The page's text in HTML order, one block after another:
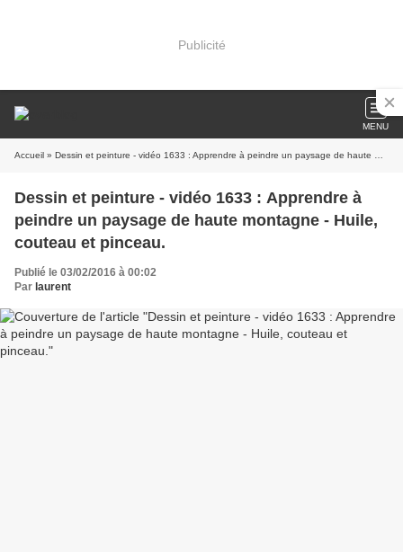
Publicité
MENU
Accueil » Dessin et peinture - vidéo 1633 : Apprendre à peindre un paysage de haute montagne - Huile, couteau et pinceau.
Dessin et peinture - vidéo 1633 : Apprendre à
peindre un paysage de haute montagne - Huile,
couteau et pinceau.
Publié le 03/02/2016 à 00:02
Par laurent